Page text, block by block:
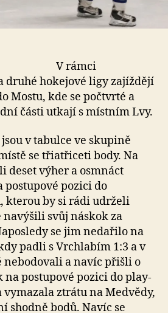
V rámci
druhé hokejové ligy zajíždějí
Mostu, kde se počtvrté a
části utkají s místním Lvy.
v tabulce ve skupině
se třiatřiceti body. Na
deset výher a osmnáct
postupové pozici do
kterou by si rádi udrželi
navýšili svůj náskok za
se jim nedařilo na
padli s Vrchlabím 1:3 a v
nebodovali a navíc přišli o
na postupové pozici do play-
vymazala ztrátu na Medvědy,
shodně bodů. Navíc se